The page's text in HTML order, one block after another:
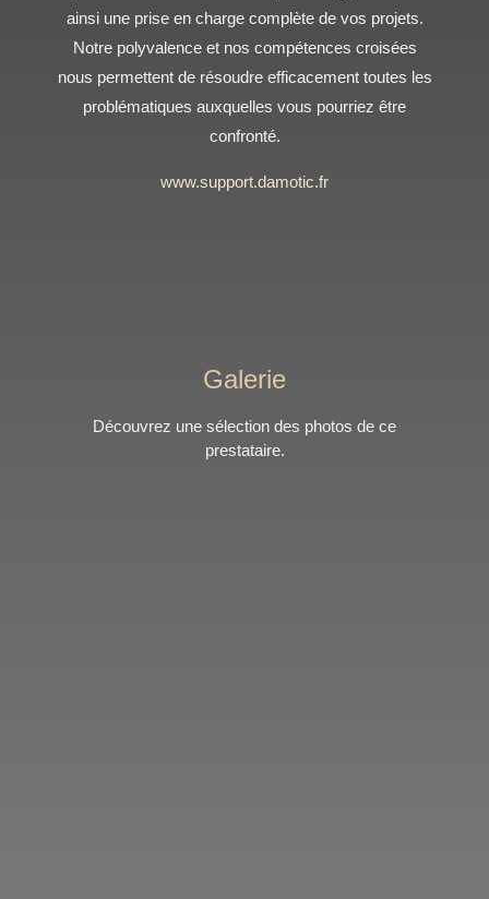
ainsi une prise en charge complète de vos projets.
Notre polyvalence et nos compétences croisées
nous permettent de résoudre efficacement toutes les
problématiques auxquelles vous pourriez être
confronté.
www.support.damotic.fr
Galerie
Découvrez une sélection des photos de ce
prestataire.